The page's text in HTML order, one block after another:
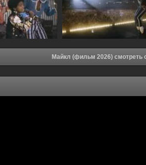
Майкл (фильм 2026) смотреть